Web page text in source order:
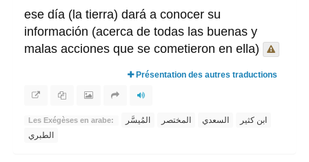
ese día (la tierra) dará a conocer su
información (acerca de todas las buenas y
malas acciones que se cometieron en ella)
Présentation des autres traductions
Les Exégèses en arabe: المُيسَّر المختصر السعدي
ابن كثير
الطبري